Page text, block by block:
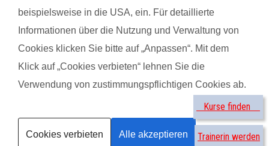
Anika H. mit Baby Milan
Das gefällt der Mama:
Die lockere Atmosphäre gemischt mit dem Sportprogramm,
egal wenn das Baby mal nicht so gut drauf war, man hatte nie
ein schlechtes Gefühl und die Kursleitung hat liebend gerne
mal das Baby rumgetragen damit man zumindest ein paar
Übungen mitmachen konnte. Das war total schön.
Das
Da er
Vor
Trainerin werden
Kurse finden
beispielsweise in die USA, ein. Für detaillierte
Informationen über die Nutzung und Verwaltung von
Cookies klicken Sie bitte auf „Anpassen“. Mit dem
Klick auf „Cookies verbieten“ lehnen Sie die
Verwendung von zustimmungspflichtigen Cookies ab.
Cookies verbieten Alle akzeptieren